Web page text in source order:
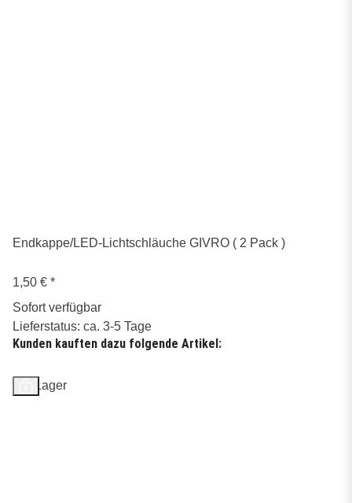
Endkappe/LED-Lichtschläuche GIVRO ( 2 Pack )
1,50 € *
Sofort verfügbar
Lieferstatus: ca. 3-5 Tage
Kunden kauften dazu folgende Artikel:
Auf Lager